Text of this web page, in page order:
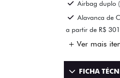
Airbag duplo
Alavanca de
a partir de R$
+ Ver mais
FICHA